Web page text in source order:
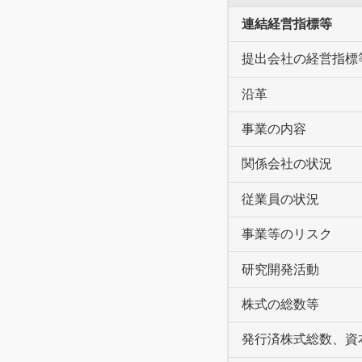
連結経営指標等
提出会社の経営指標
沿革
事業の内容
関係会社の状況
従業員の状況
事業等のリスク
研究開発活動
株式の総数等
発行済株式総数、資